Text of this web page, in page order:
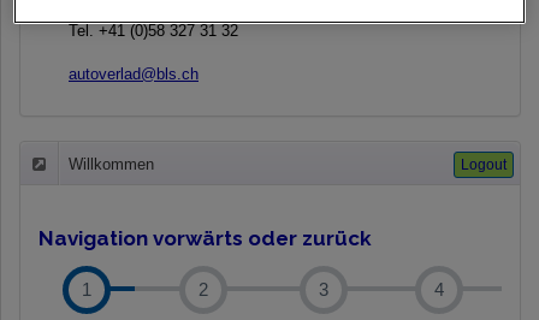
Tel. +41 (0)58 327 31 32
autoverlad@bls.ch
Willkommen Logout
Navigation vorwärts oder zurück
1 2 3 4